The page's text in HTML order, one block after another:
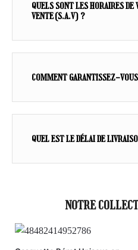
QUELS SONT LES HORAIRES
VENTE (S.A.V) ?
COMMENT GARANTISSEZ-
QUEL EST LE DÉLAI DE
NOTRE